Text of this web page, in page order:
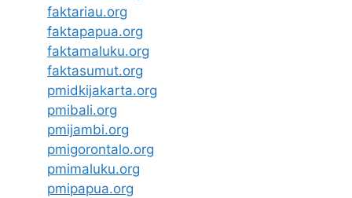
faktariau.org
faktapapua.org
faktamaluku.org
faktasumut.org
pmidkijakarta.org
pmibali.org
pmijambi.org
pmigorontalo.org
pmimaluku.org
pmipapua.org